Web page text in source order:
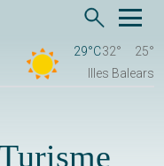
29°C32°
25°
Illes Balears